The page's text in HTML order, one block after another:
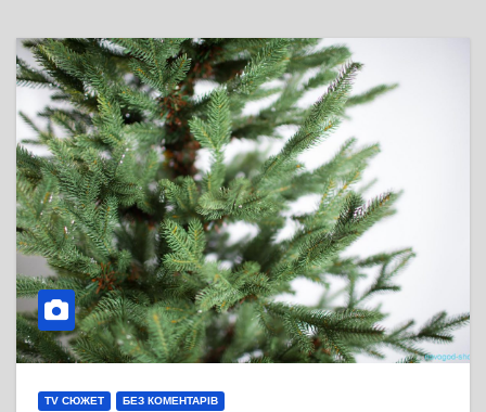
TV СЮЖЕТ БЕЗ КОМЕНТАРІВ